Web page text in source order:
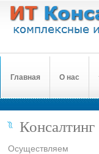
Главная О нас
Консалтинг
Осуществляем